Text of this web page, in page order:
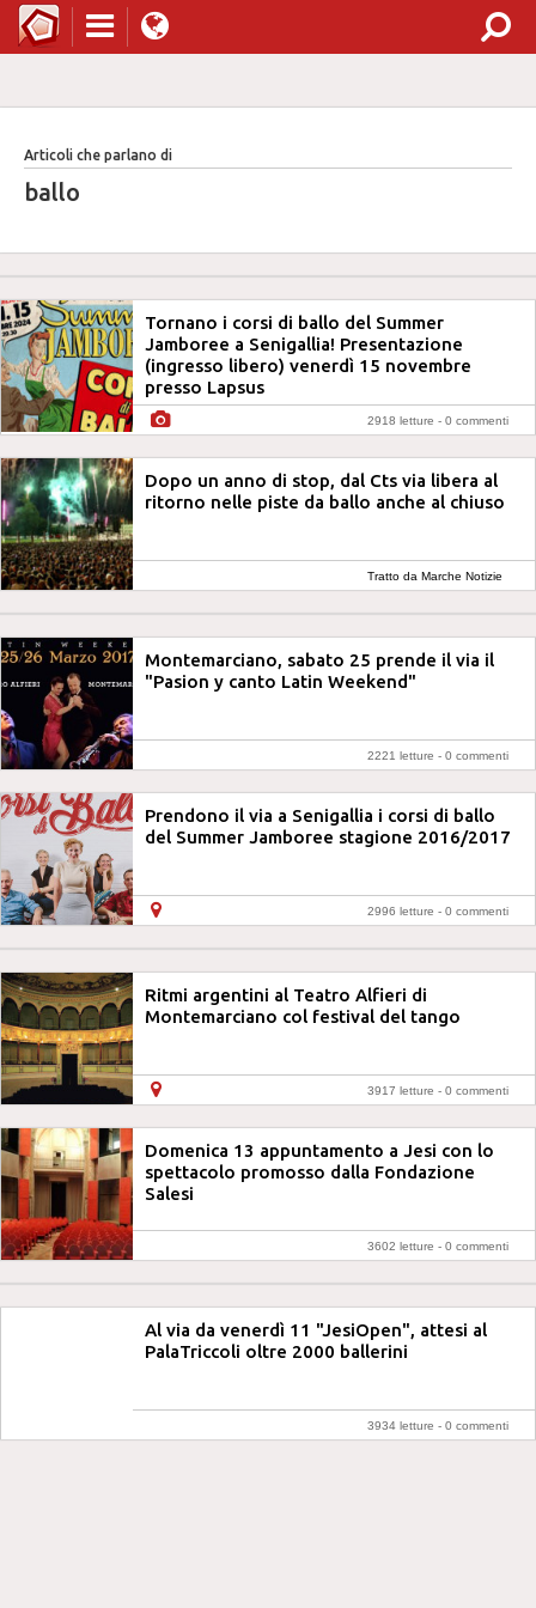
Articoli che parlano di
ballo
Tornano i corsi di ballo del Summer
Jamboree a Senigallia! Presentazione
(ingresso libero) venerdì 15 novembre
presso Lapsus
2918 letture - 0 commenti
Dopo un anno di stop, dal Cts via libera al
ritorno nelle piste da ballo anche al chiuso
Tratto da Marche Notizie
Montemarciano, sabato 25 prende il via il
"Pasion y canto Latin Weekend"
2221 letture - 0 commenti
Prendono il via a Senigallia i corsi di ballo
del Summer Jamboree stagione 2016/2017
2996 letture - 0 commenti
Ritmi argentini al Teatro Alfieri di
Montemarciano col festival del tango
3917 letture - 0 commenti
Domenica 13 appuntamento a Jesi con lo
spettacolo promosso dalla Fondazione
Salesi
3602 letture - 0 commenti
Al via da venerdì 11 "JesiOpen", attesi al
PalaTriccoli oltre 2000 ballerini
3934 letture - 0 commenti